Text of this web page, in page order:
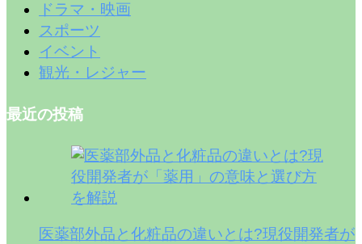
ドラマ・映画
スポーツ
イベント
観光・レジャー
最近の投稿
医薬部外品と化粧品の違いとは?現役開発者が